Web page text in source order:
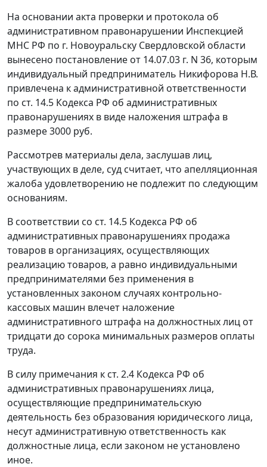
На основании акта проверки и протокола об
административном правонарушении Инспекцией
МНС РФ по г. Новоуральску Свердловской области
вынесено постановление от 14.07.03 г. N 36, которым
индивидуальный предприниматель Никифорова Н.В.
привлечена к административной ответственности
по ст. 14.5 Кодекса РФ об административных
правонарушениях в виде наложения штрафа в
размере 3000 руб.
Рассмотрев материалы дела, заслушав лиц,
участвующих в деле, суд считает, что апелляционная
жалоба удовлетворению не подлежит по следующим
основаниям.
В соответствии со ст. 14.5 Кодекса РФ об
административных правонарушениях продажа
товаров в организациях, осуществляющих
реализацию товаров, а равно индивидуальными
предпринимателями без применения в
установленных законом случаях контрольно-
кассовых машин влечет наложение
административного штрафа на должностных лиц от
тридцати до сорока минимальных размеров оплаты
труда.
В силу примечания к ст. 2.4 Кодекса РФ об
административных правонарушениях лица,
осуществляющие предпринимательскую
деятельность без образования юридического лица,
несут административную ответственность как
должностные лица, если законом не установлено
иное.